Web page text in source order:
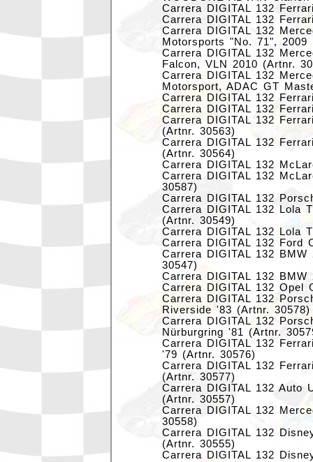
Carrera DIGITAL 132
Carrera DIGITAL 132
Carrera DIGITAL 132
Motorsports "No. 71", 2009
Carrera DIGITAL 132
Falcon, VLN 2010 (Artnr.
Carrera DIGITAL 132
Motorsport, ADAC GT
Carrera DIGITAL 132
Carrera DIGITAL 132
Carrera DIGITAL 132
(Artnr. 30563)
Carrera DIGITAL 132
(Artnr. 30564)
Carrera DIGITAL 132
Carrera DIGITAL 132
30587)
Carrera DIGITAL 132
Carrera DIGITAL 132 Lola
(Artnr. 30549)
Carrera DIGITAL 132 Lola
Carrera DIGITAL 132 Ford
Carrera DIGITAL 132
30547)
Carrera DIGITAL 132
Carrera DIGITAL 132 Opel
Carrera DIGITAL 132
Riverside '83 (Artnr. 30578)
Carrera DIGITAL 132
Nürburgring '81 (Artnr.
Carrera DIGITAL 132
'79 (Artnr. 30576)
Carrera DIGITAL 132
(Artnr. 30577)
Carrera DIGITAL 132 Auto
(Artnr. 30557)
Carrera DIGITAL 132
30558)
Carrera DIGITAL 132
(Artnr. 30555)
Carrera DIGITAL 132